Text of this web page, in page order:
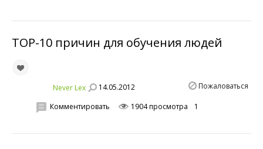
TOP-10 причин для обучения людей
Never Lex 14.05.2012 Пожаловаться
Комментировать 1904 просмотра 1